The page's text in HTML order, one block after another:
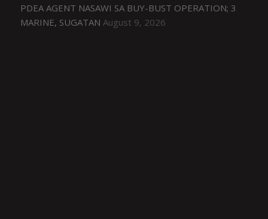
PDEA AGENT NASAWI SA BUY-BUST OPERATION; 3
MARINE, SUGATAN August 9, 2026